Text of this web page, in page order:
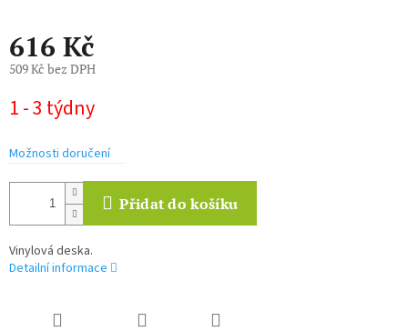
616 Kč
509 Kč bez DPH
cena:
1 - 3 týdny
Možnosti doručení
Přidat do košíku
Vinylová deska.
Detailní informace